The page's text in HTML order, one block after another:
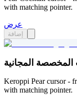
with matching pointer.
عرض
إضافة
Keroppi Pear cursor -
with matching pointer.